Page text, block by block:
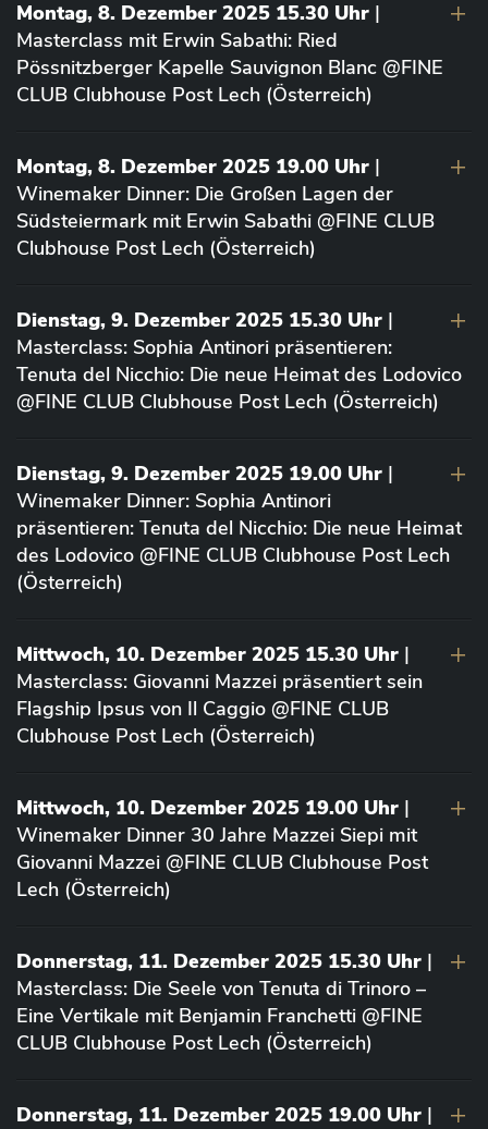
Montag, 8. Dezember 2025 15.30 Uhr |
Masterclass mit Erwin Sabathi: Ried
Pössnitzberger Kapelle Sauvignon Blanc @FINE
CLUB Clubhouse Post Lech (Österreich)
Montag, 8. Dezember 2025 19.00 Uhr |
Winemaker Dinner: Die Großen Lagen der
Südsteiermark mit Erwin Sabathi @FINE CLUB
Clubhouse Post Lech (Österreich)
Dienstag, 9. Dezember 2025 15.30 Uhr |
Masterclass: Sophia Antinori präsentieren:
Tenuta del Nicchio: Die neue Heimat des Lodovico
@FINE CLUB Clubhouse Post Lech (Österreich)
Dienstag, 9. Dezember 2025 19.00 Uhr |
Winemaker Dinner: Sophia Antinori
präsentieren: Tenuta del Nicchio: Die neue Heimat
des Lodovico @FINE CLUB Clubhouse Post Lech
(Österreich)
Mittwoch, 10. Dezember 2025 15.30 Uhr |
Masterclass: Giovanni Mazzei präsentiert sein
Flagship Ipsus von Il Caggio @FINE CLUB
Clubhouse Post Lech (Österreich)
Mittwoch, 10. Dezember 2025 19.00 Uhr |
Winemaker Dinner 30 Jahre Mazzei Siepi mit
Giovanni Mazzei @FINE CLUB Clubhouse Post
Lech (Österreich)
Donnerstag, 11. Dezember 2025 15.30 Uhr |
Masterclass: Die Seele von Tenuta di Trinoro –
Eine Vertikale mit Benjamin Franchetti @FINE
CLUB Clubhouse Post Lech (Österreich)
Donnerstag, 11. Dezember 2025 19.00 Uhr |